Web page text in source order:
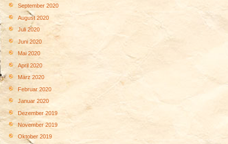
September 2020
August 2020
Juli 2020
Juni 2020
Mai 2020
April 2020
März 2020
Februar 2020
Januar 2020
Dezember 2019
November 2019
Oktober 2019